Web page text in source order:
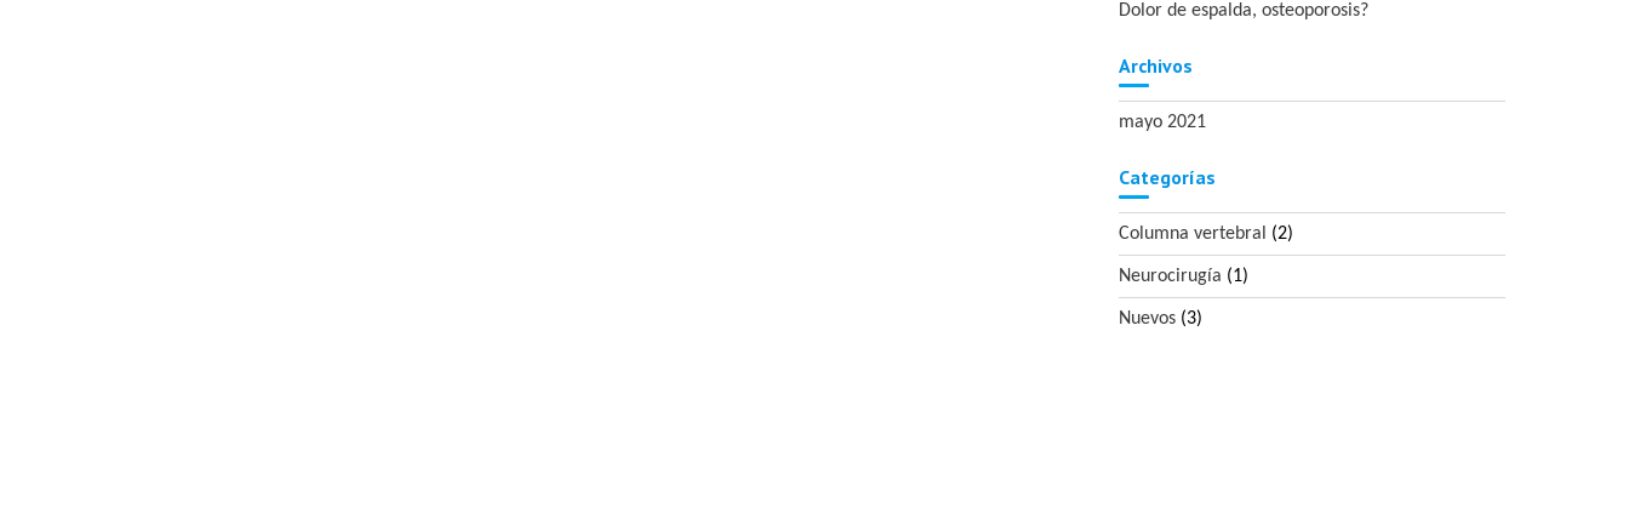
Dolor de espalda, osteoporosis?
Archivos
mayo 2021
Categorías
Columna vertebral (2)
Neurocirugía (1)
Nuevos(3)